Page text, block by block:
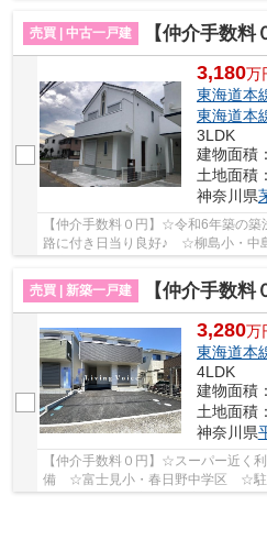
売買 | 中古一戸建
【仲介手数料０円
3,180万
東海道本
東海道本
3LDK
建物面積
土地面積
神奈川県
【仲介手数料０円】☆令和6年築
路に付き日当り良好♪ ☆柳島小・
売買 | 新築一戸建
【仲介手数料０円】平塚市
3,280万
東海道本
4LDK
建物面積
土地面積
神奈川県
【仲介手数料０円】☆スーパー近
備 ☆富士見小・春日野中学区 ☆駐
置で地震に強い家 ☆住宅性能評価取